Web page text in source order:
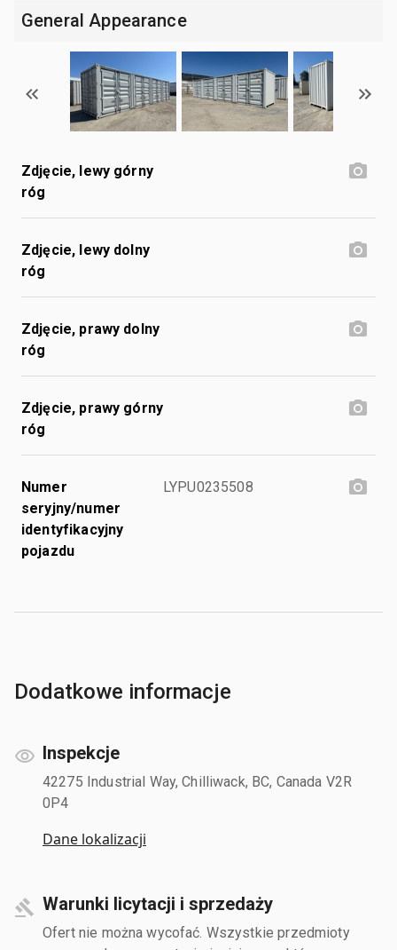
General Appearance
Zdjęcie, lewy górny
róg
Zdjęcie, lewy dolny
róg
Zdjęcie, prawy dolny
róg
Zdjęcie, prawy górny
róg
Numer
seryjny/numer
identyfikacyjny
pojazdu
LYPU0235508
Dodatkowe informacje
Inspekcje
42275 Industrial Way, Chilliwack, BC, Canada V2R
0P4
Dane lokalizacji
Warunki licytacji i sprzedaży
Ofert nie można wycofać. Wszystkie przedmioty